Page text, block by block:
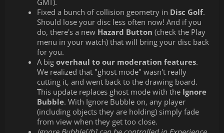
GMT).
Fixed a bunch of collision geometry in Disc Golf.
Should lose your disc less often now! And if you
do, there's a new Hazard Button (check the Play
menu in your watch) that will bring your disc back
for you.
A big overhaul to our moderation features.
We realized that "ghost mode" wasn't really
cutting it, and went back to the drawing board.
This update replaces ghost mode with the Ignore
Bubble. With Ignore Bubble on, any player
(including objects they are holding) simply fade
from view when they get too close.